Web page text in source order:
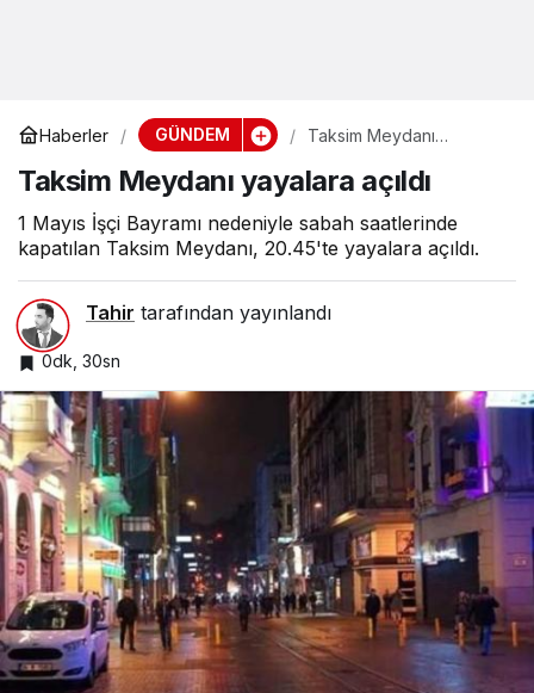
Haberler GÜNDEM
Taksim Meydanı
Taksim Meydanı yayalara açıldı
1 Mayıs İşçi Bayramı nedeniyle sabah saatlerinde
kapatılan Taksim Meydanı, 20.45'te yayalara açıldı.
Tahir tarafından yayınlandı
0dk, 30sn